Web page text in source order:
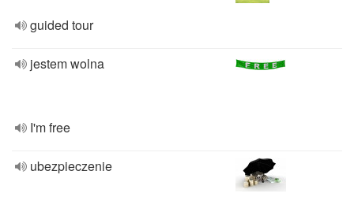
guided tour
jestem wolna
I'm free
ubezpieczenie